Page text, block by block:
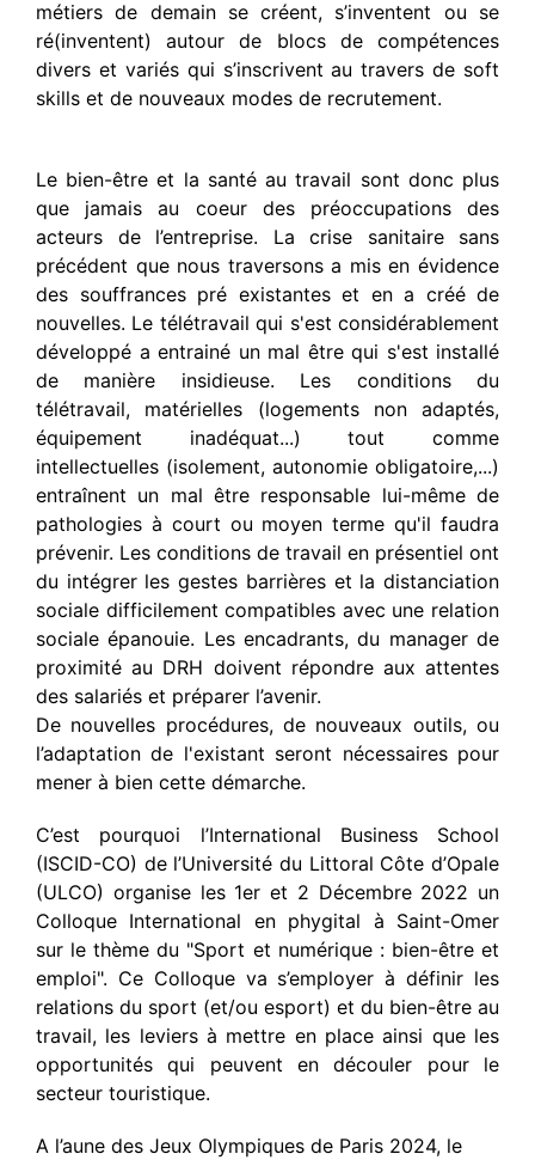
métiers de demain se créent, s’inventent ou se
ré(inventent) autour de blocs de compétences
divers et variés qui s’inscrivent au travers de soft
skills et de nouveaux modes de recrutement.
Le bien-être et la santé au travail sont donc plus
que jamais au coeur des préoccupations des
acteurs de l’entreprise. La crise sanitaire sans
précédent que nous traversons a mis en évidence
des souffrances pré existantes et en a créé de
nouvelles. Le télétravail qui s'est considérablement
développé a entrainé un mal être qui s'est installé
de manière insidieuse. Les conditions du
télétravail, matérielles (logements non adaptés,
équipement inadéquat...) tout comme
intellectuelles (isolement, autonomie obligatoire,...)
entraînent un mal être responsable lui-même de
pathologies à court ou moyen terme qu'il faudra
prévenir. Les conditions de travail en présentiel ont
du intégrer les gestes barrières et la distanciation
sociale difficilement compatibles avec une relation
sociale épanouie. Les encadrants, du manager de
proximité au DRH doivent répondre aux attentes
des salariés et préparer l’avenir.
De nouvelles procédures, de nouveaux outils, ou
l’adaptation de l'existant seront nécessaires pour
mener à bien cette démarche.
C’est pourquoi l’International Business School
(ISCID-CO) de l’Université du Littoral Côte d’Opale
(ULCO) organise les 1er et 2 Décembre 2022 un
Colloque International en phygital à Saint-Omer
sur le thème du "Sport et numérique : bien-être et
emploi". Ce Colloque va s’employer à définir les
relations du sport (et/ou esport) et du bien-être au
travail, les leviers à mettre en place ainsi que les
opportunités qui peuvent en découler pour le
secteur touristique.
A l’aune des Jeux Olympiques de Paris 2024, le